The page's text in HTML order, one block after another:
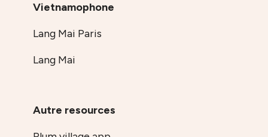
Vietnamophone
Lang Mai Paris
Lang Mai
Autre resources